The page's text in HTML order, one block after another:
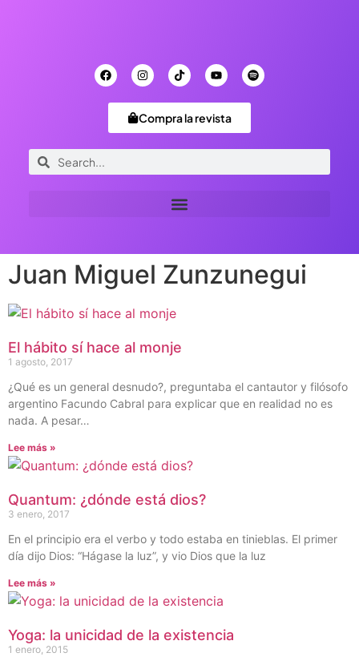
Compra la revista
Juan Miguel Zunzunegui
El hábito sí hace al monje
1 agosto, 2017
¿Qué es un general desnudo?, preguntaba el cantautor y filósofo
argentino Facundo Cabral para explicar que en realidad no es
nada. A pesar…
Lee más »
Quantum: ¿dónde está dios?
3 enero, 2017
En el principio era el verbo y todo estaba en tinieblas. El primer
día dijo Dios: “Hágase la luz”, y vio Dios que la luz
Lee más »
Yoga: la unicidad de la existencia
1 enero, 2015